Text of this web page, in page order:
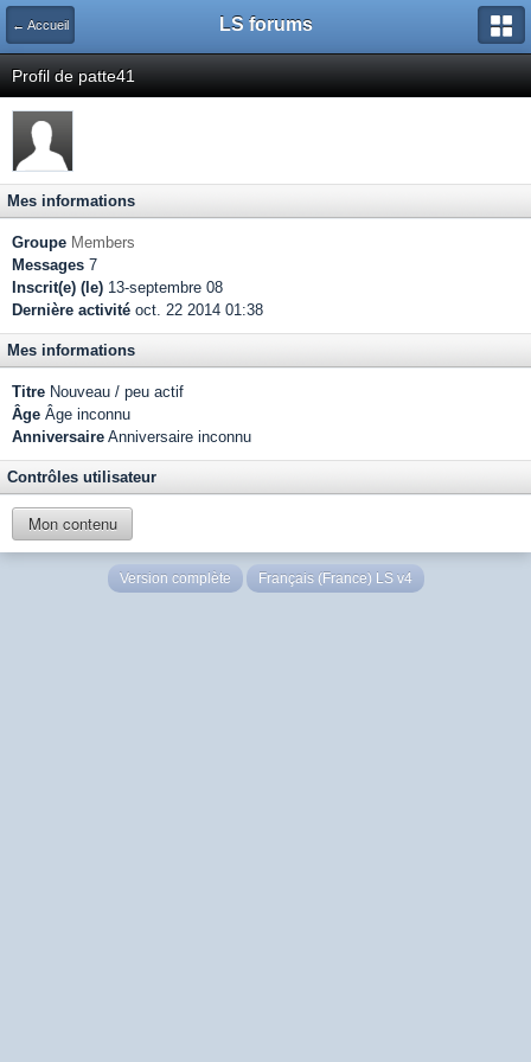
← Accueil LS forums
Profil de patte41
Mes informations
Groupe Members
Messages 7
Inscrit(e) (le) 13-septembre 08
Dernière activité oct. 22 2014 01:38
Mes informations
Titre Nouveau / peu actif
Âge Âge inconnu
Anniversaire Anniversaire inconnu
Contrôles utilisateur
Mon contenu
Version complète Français (France) LS v4